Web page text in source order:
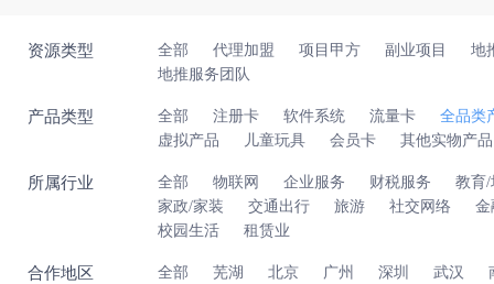
资源类型 全部 代理加盟 项目甲方 副业项目
地
地推服务团队
产品类型 全部 注册卡 软件系统 流量卡
全品类
虚拟产品
儿童玩具 会员卡 其他实物产品
所属行业 全部 物联网 企业服务 财税服务
教育/
家政/家装
交通出行 旅游 社交网络
金
校园生活
租赁业
合作地区 全部 芜湖 北京 广州 深圳 武汉